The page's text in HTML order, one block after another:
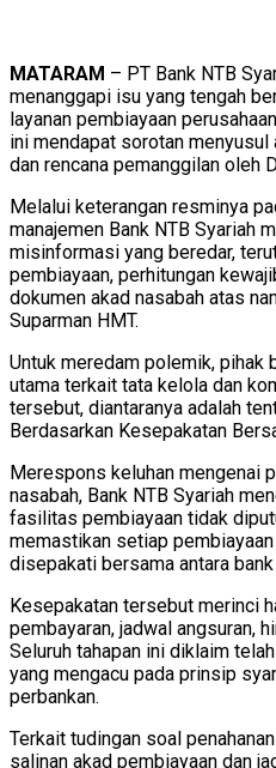
MATARAM – PT Bank NTB
menanggapi isu yang tengah
layanan pembiayaan
ini mendapat sorotan menyusul
dan rencana pemanggilan oleh
Melalui keterangan resminya
manajemen Bank NTB Syariah
misinformasi yang beredar,
pembiayaan, perhitungan
dokumen akad nasabah atas
Suparman HMT.
Untuk meredam polemik, pihak
utama terkait tata kelola dan
tersebut, diantaranya adalah
Berdasarkan Kesepakatan
Merespons keluhan mengenai
nasabah, Bank NTB Syariah
fasilitas pembiayaan tidak
memastikan setiap
disepakati bersama antara
Kesepakatan tersebut merinci
pembayaran, jadwal angsuran,
Seluruh tahapan ini diklaim
yang mengacu pada prinsip
perbankan.
Terkait tudingan soal
salinan akad pembiayaan dan